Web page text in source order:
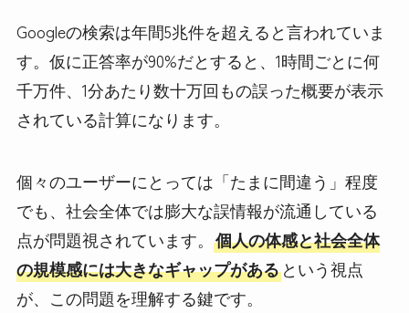
Googleの検索は年間5兆件を超えると言われていま
す。仮に正答率が90%だとすると、1時間ごとに何
千万件、1分あたり数十万回もの誤った概要が表示
されている計算になります。
個々のユーザーにとっては「たまに間違う」程度
でも、社会全体では膨大な誤情報が流通している
点が問題視されています。 個人の体感と社会全体
の規模感には大きなギャップがあるという視点
が、この問題を理解する鍵です。